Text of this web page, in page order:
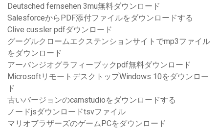
Deutsched fernsehen 3mu無料ダウンロード
SalesforceからPDF添付ファイルをダウンロードする
Clive cussler pdfダウンロード
グーグルクロームエクステンションサイトでmp3ファイル
をダウンロード
アーバンジオグラフィーブックpdf無料ダウンロード
MicrosoftリモートデスクトップWindows 10をダウンロー
ド
古いバージョンのcamstudioをダウンロードする
ノードjsダウンロードtsvファイル
マリオブラザーズのゲームPCをダウンロード